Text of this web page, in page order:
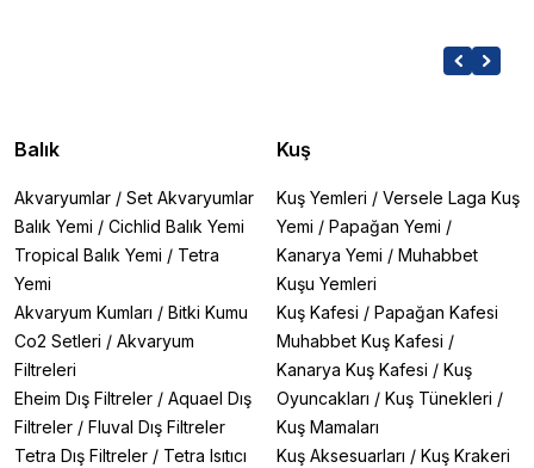
Balık
Akvaryumlar / Set Akvaryumlar
Balık Yemi / Cichlid Balık Yemi
Tropical Balık Yemi / Tetra
Yemi
Akvaryum Kumları / Bitki Kumu
Co2 Setleri / Akvaryum
Filtreleri
Eheim Dış Filtreler / Aquael Dış
Filtreler / Fluval Dış Filtreler
Tetra Dış Filtreler / Tetra Isıtıcı
Kuş
Kuş Yemleri / Versele Laga Kuş
Yemi / Papağan Yemi /
Kanarya Yemi / Muhabbet
Kuşu Yemleri
Kuş Kafesi / Papağan Kafesi
Muhabbet Kuş Kafesi /
Kanarya Kuş Kafesi / Kuş
Oyuncakları / Kuş Tünekleri /
Kuş Mamaları
Kuş Aksesuarları / Kuş Krakeri